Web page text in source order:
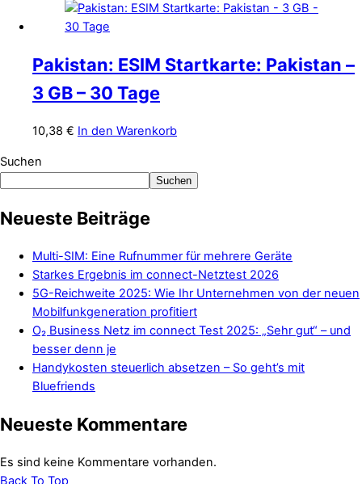
Pakistan: ESIM Startkarte: Pakistan –
3 GB – 30 Tage
10,38 € In den Warenkorb
Suchen
Suchen
Neueste Beiträge
Multi-SIM: Eine Rufnummer für mehrere Geräte
Starkes Ergebnis im connect-Netztest 2026
5G-Reichweite 2025: Wie Ihr Unternehmen von der neuen
Mobilfunkgeneration profitiert
O₂ Business Netz im connect Test 2025: „Sehr gut“ – und
besser denn je
Handykosten steuerlich absetzen – So geht’s mit
Bluefriends
Neueste Kommentare
Es sind keine Kommentare vorhanden.
Back To Top